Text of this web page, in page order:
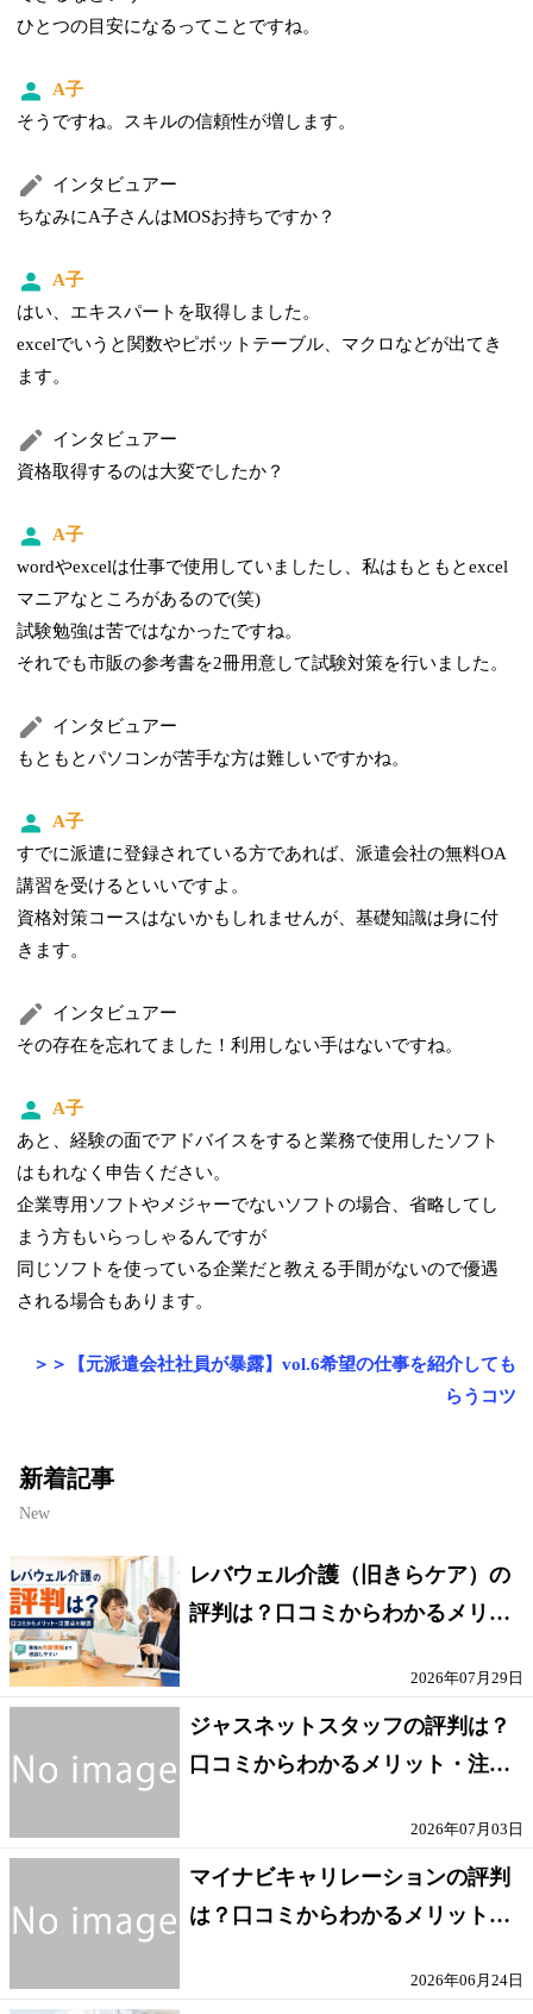
ひとつの目安になるってことですね。
A子
そうですね。スキルの信頼性が増します。
インタビュアー
ちなみにA子さんはMOSお持ちですか？
A子
はい、エキスパートを取得しました。
excelでいうと関数やピボットテーブル、マクロなどが出てき
ます。
インタビュアー
資格取得するのは大変でしたか？
A子
wordやexcelは仕事で使用していましたし、私はもともとexcel
マニアなところがあるので(笑)
試験勉強は苦ではなかったですね。
それでも市販の参考書を2冊用意して試験対策を行いました。
インタビュアー
もともとパソコンが苦手な方は難しいですかね。
A子
すでに派遣に登録されている方であれば、派遣会社の無料OA
講習を受けるといいですよ。
資格対策コースはないかもしれませんが、基礎知識は身に付
きます。
インタビュアー
その存在を忘れてました！利用しない手はないですね。
A子
あと、経験の面でアドバイスをすると業務で使用したソフト
はもれなく申告ください。
企業専用ソフトやメジャーでないソフトの場合、省略してし
まう方もいらっしゃるんですが
同じソフトを使っている企業だと教える手間がないので優遇
される場合もあります。
＞＞【元派遣会社社員が暴露】vol.6希望の仕事を紹介しても
らうコツ
新着記事
New
レバウェル介護（旧きらケア）の
評判は？口コミからわかるメリッ
2026年07月29日
ジャスネットスタッフの評判は？
口コミからわかるメリット・注意
2026年07月03日
マイナビキャリレーションの評判
は？口コミからわかるメリット・
2026年06月24日